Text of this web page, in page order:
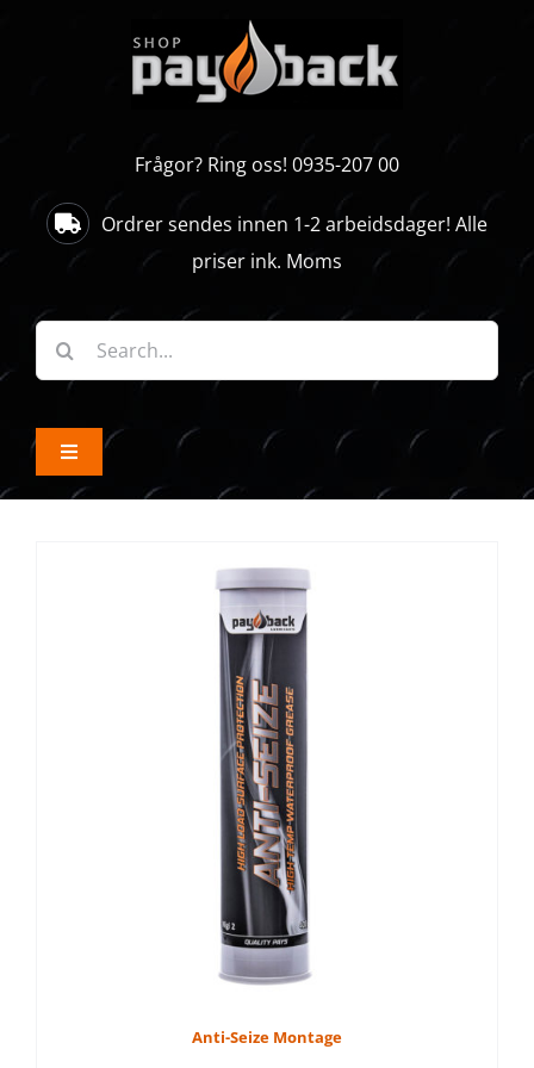
Frågor? Ring oss! 0935-207 00
Ordrer sendes innen 1-2 arbeidsdager! Alle
priser ink. Moms
Søk
etter:
Toggle
Navigation
AKTUELLE KAMPANJER
Anti-Seize Montage